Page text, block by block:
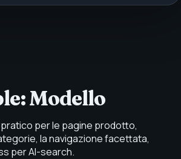
Modello
per le pagine prodotto,
la navigazione facettata,
per AI-search.